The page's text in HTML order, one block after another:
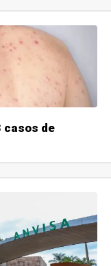
casos de